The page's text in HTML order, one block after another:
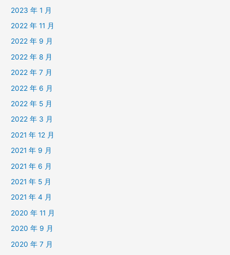
2023 年 1 月
2022 年 11 月
2022 年 9 月
2022 年 8 月
2022 年 7 月
2022 年 6 月
2022 年 5 月
2022 年 3 月
2021 年 12 月
2021 年 9 月
2021 年 6 月
2021 年 5 月
2021 年 4 月
2020 年 11 月
2020 年 9 月
2020 年 7 月